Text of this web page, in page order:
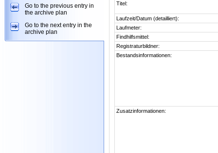
Titel:
Laufzeit/Datum (detailliert):
Laufmeter:
Findhilfsmittel:
Registraturbildner:
Bestandsinformationen:
Zusatzinformationen:
Go to the previous entry in
the archive plan
Go to the next entry in the
archive plan